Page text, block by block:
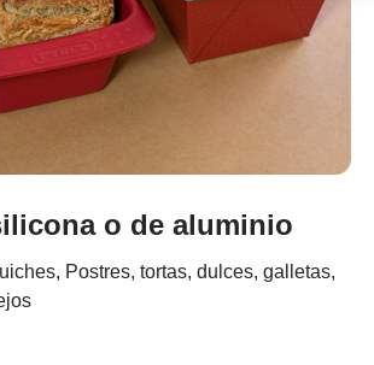
o de aluminio
, Postres, tortas, dulces, galletas,